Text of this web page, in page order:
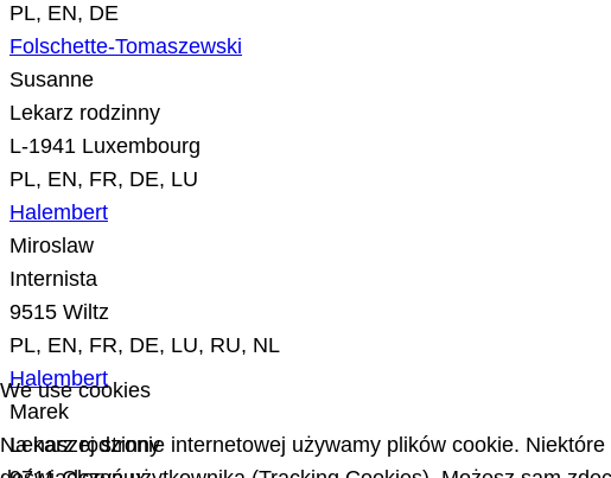
PL, EN, DE
Folschette-Tomaszewski
Susanne
Lekarz rodzinny
L-1941 Luxembourg
PL, EN, FR, DE, LU
Halembert
Miroslaw
Internista
9515 Wiltz
PL, EN, FR, DE, LU, RU, NL
Halembert
Marek
Lekarz rodzinny
We use cookies
Na naszej stronie internetowej używamy plików cookie.